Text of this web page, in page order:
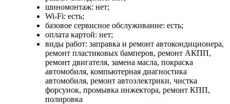
шиномонтаж: нет;
Wi-Fi: есть;
базовое сервисное обслуживание: есть;
оплата картой: нет;
виды работ: заправка и ремонт автокондиционера,
ремонт пластиковых бамперов, ремонт АКПП,
ремонт двигателя, замена масла, покраска
автомобиля, компьютерная диагностика
автомобиля, ремонт автоэлектрики, чистка
форсунок, промывка инжектора, ремонт КПП,
полировка